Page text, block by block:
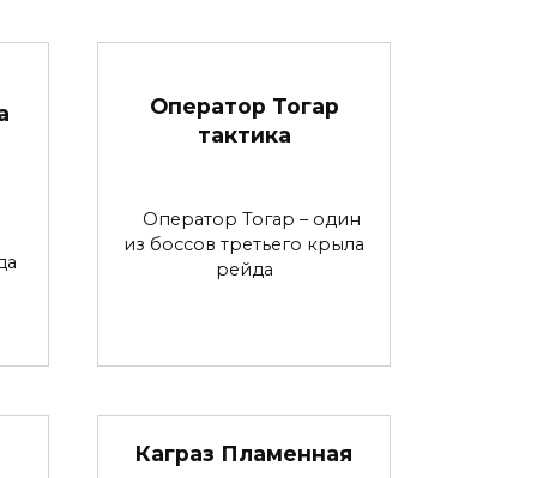
Оператор Тогар
тактика
Оператор Тогар – один
из боссов третьего крыла
рейда
Каграз Пламенная